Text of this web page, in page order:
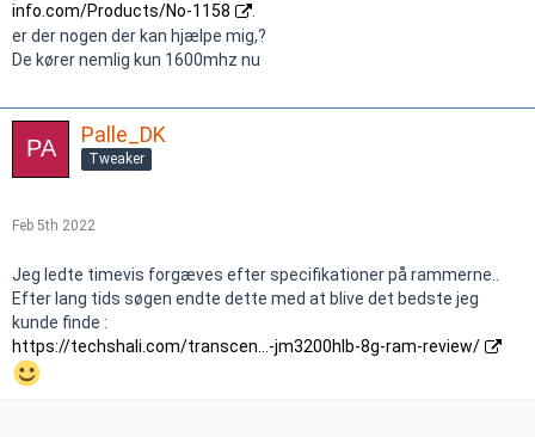
info.com/Products/No-1158
er der nogen der kan hjælpe mig,?
De kører nemlig kun 1600mhz nu
Palle_DK
Tweaker
Feb 5th 2022
Jeg ledte timevis forgæves efter specifikationer på rammerne..
Efter lang tids søgen endte dette med at blive det bedste jeg
kunde finde :
https://techshali.com/transcen…-jm3200hlb-8g-ram-review/